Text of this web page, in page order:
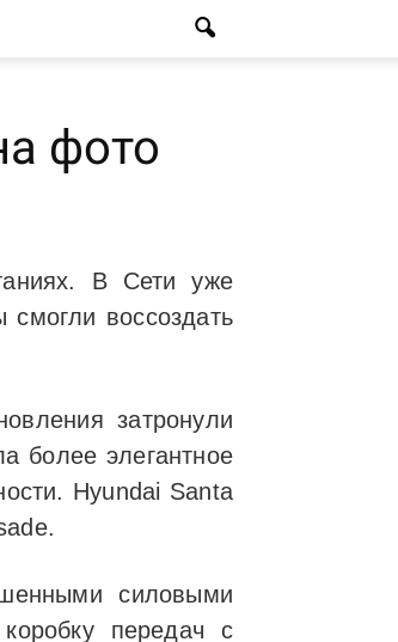
фото
В Сети уже
воссоздать
затронули
более элегантное
Hyundai Santa
силовыми
передач с